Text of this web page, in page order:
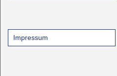
Impressum